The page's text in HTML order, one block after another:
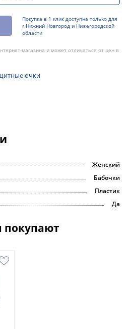
Покупка в 1 клик доступна только для
г.Нижний Новгород и Нижегородской
области
магазина и может отличаться от цен в
очки
Женский
Бабочки
Пластик
Да
покупают